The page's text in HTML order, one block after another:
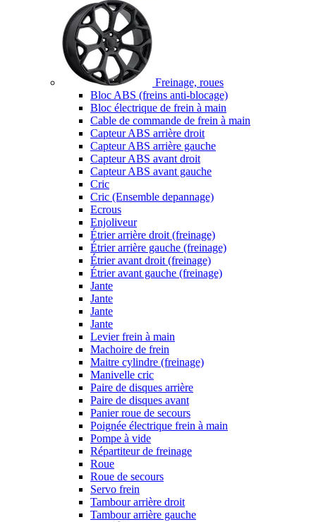
Freinage, roues
Bloc ABS (freins anti-blocage)
Bloc électrique de frein à main
Cable de commande de frein à main
Capteur ABS arrière droit
Capteur ABS arrière gauche
Capteur ABS avant droit
Capteur ABS avant gauche
Cric
Cric (Ensemble depannage)
Ecrous
Enjoliveur
Étrier arrière droit (freinage)
Étrier arrière gauche (freinage)
Étrier avant droit (freinage)
Étrier avant gauche (freinage)
Jante
Jante
Jante
Jante
Levier frein à main
Machoire de frein
Maitre cylindre (freinage)
Manivelle cric
Paire de disques arrière
Paire de disques avant
Panier roue de secours
Poignée électrique frein à main
Pompe à vide
Répartiteur de freinage
Roue
Roue de secours
Servo frein
Tambour arrière droit
Tambour arrière gauche